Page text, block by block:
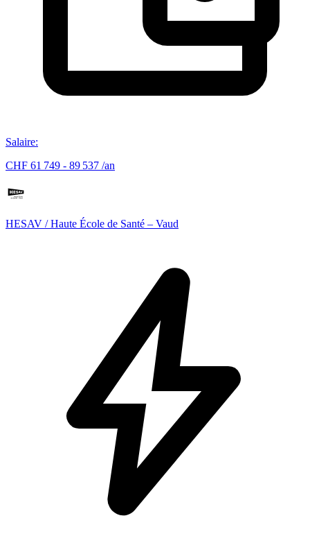
Salaire:
CHF 61 749 - 89 537 /an
HESAV / Haute École de Santé – Vaud